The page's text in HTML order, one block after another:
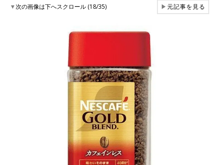
▼次の画像は下へスクロール (18/35) ▶元記事を見る